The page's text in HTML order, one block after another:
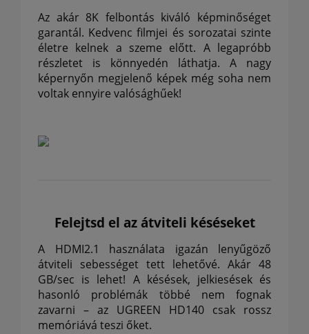
Az akár 8K felbontás kiváló képminőséget
garantál. Kedvenc filmjei és sorozatai szinte
életre kelnek a szeme előtt. A legapróbb
részletet is könnyedén láthatja. A nagy
képernyőn megjelenő képek még soha nem
voltak ennyire valósághűek!
Felejtsd el az átviteli késéseket
A HDMI2.1 használata igazán lenyűgöző
átviteli sebességet tett lehetővé. Akár 48
GB/sec is lehet! A késések, jelkiesések és
hasonló problémák többé nem fognak
zavarni – az UGREEN HD140 csak rossz
memóriává teszi őket.